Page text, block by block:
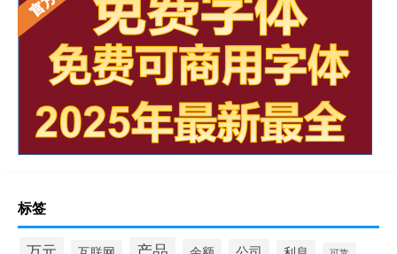
标签